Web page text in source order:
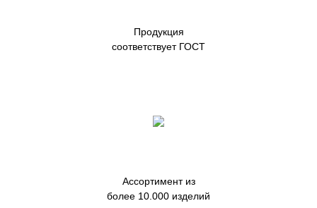
Продукция
соответствует ГОСТ
Ассортимент из
более 10.000 изделий